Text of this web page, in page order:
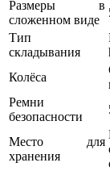
Размеры в
сложенном виде
Тип
складывания
Колёса
Ремни
безопасности
Место для
хранения